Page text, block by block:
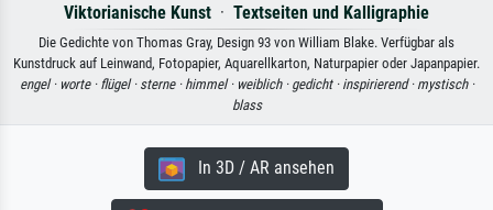
Viktorianische Kunst · Textseiten und Kalligraphie
Die Gedichte von Thomas Gray, Design 93 von William Blake. Verfügbar als
Kunstdruck auf Leinwand, Fotopapier, Aquarellkarton, Naturpapier oder Japanpapier.
engel · worte · flügel · sterne · himmel · weiblich · gedicht · inspirierend · mystisch ·
blass
In 3D / AR ansehen